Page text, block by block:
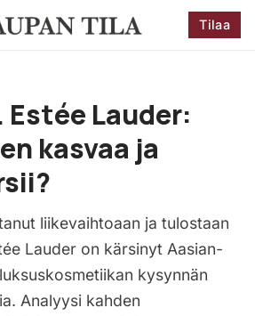
Tilaa
Estée Lauder:
kasvaa ja
liikevaihtoaan ja tulostaan
Lauder on kärsinyt Aasian-
kysynnän
Analyysi kahden